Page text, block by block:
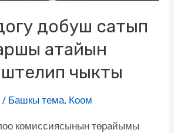
добуш сатып
атайын
чыкты
/ Башкы тема, Коом
комиссиясынын төрайымы